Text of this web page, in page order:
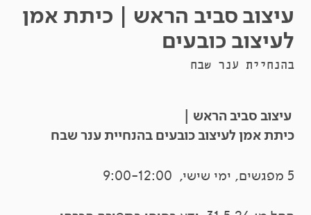
עיצוב סביב הראש | כיתת אמן
לעיצוב כובעים
בהנחיית ענר שבח
עיצוב סביב הראש |
כיתת אמן לעיצוב כובעים בהנחיית ענר שבח
5 מפגשים, ימי שישי, 9:00-12:00